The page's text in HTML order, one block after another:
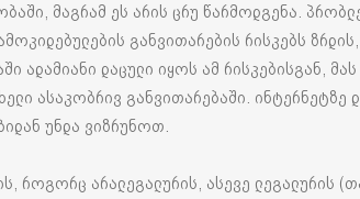
მაგრამ ეს არის ცრუ წარმოდგენა.
განვითარების რისკებს
ადამიანი დაცული იყოს ამ რისკებისგან,
ასაკობრივ განვითარებაში. ინტერნეტზე
უნდა ვიზრუნოთ.
როგორც არალეგალურის, ასევე ლეგალურის